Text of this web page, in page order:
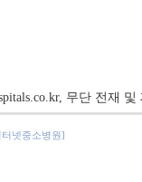
무단 전재 및
넷중소병원]